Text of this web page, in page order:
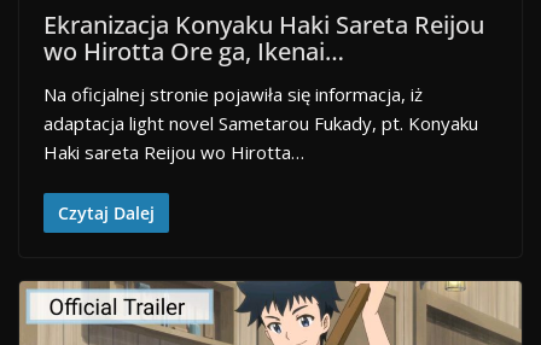
Ekranizacja Konyaku Haki Sareta Reijou
wo Hirotta Ore ga, Ikenai…
Na oficjalnej stronie pojawiła się informacja, iż
adaptacja light novel Sametarou Fukady, pt. Konyaku
Haki sareta Reijou wo Hirotta…
Czytaj Dalej